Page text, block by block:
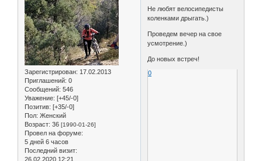
Зарегистрирован: 17.02.2013
Приглашений: 0
Сообщений: 546
Уважение: [+45/-0]
Позитив: [+35/-0]
Пол: Женский
Возраст: 36 [1990-01-26]
Провел на форуме:
5 дней 6 часов
Последний визит:
26.02.2020 12:21
Не любят велосипедисты
коленками дрыгать.)
Проведем вечер на свое
усмотрение.)
До новых встреч!
0